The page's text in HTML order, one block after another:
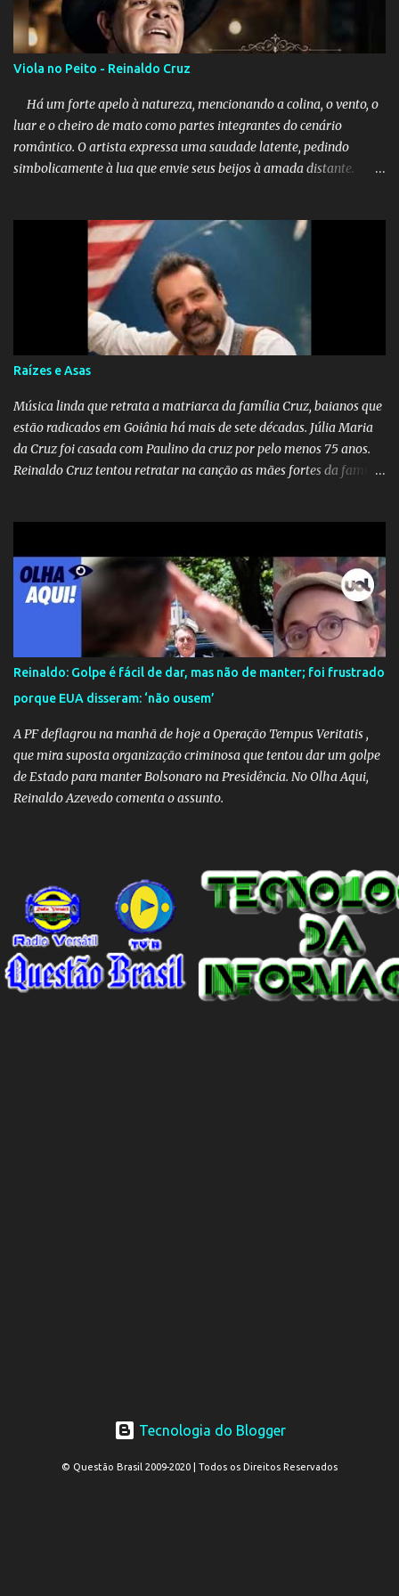
Viola no Peito - Reinaldo Cruz
Há um forte apelo à natureza, mencionando a colina, o vento, o
luar e o cheiro de mato como partes integrantes do cenário
romântico. O artista expressa uma saudade latente, pedindo
simbolicamente à lua que envie seus beijos à amada distante. A
destino. Reinaldo Cruz enfatiza que seu coração nasceu para ela e
que continuará esperando enquanto houver canções para entoar. A
obra conclui como uma promessa de fidelidade e esperança no
reencontro, unindo a tradição da viola com o sentimento universal
do amor. No geral, o vídeo apresenta uma narrativa lírica sobre a
persistência do afeto através do tempo e do espaço. YouTube
YouTube YouTube
Raízes e Asas
Música linda que retrata a matriarca da família Cruz, baianos que
estão radicados em Goiânia há mais de sete décadas. Júlia Maria
da Cruz foi casada com Paulino da cruz por pelo menos 75 anos.
Reinaldo Cruz tentou retratar na canção as mães fortes da família
Reinaldo: Golpe é fácil de dar, mas não de manter; foi frustrado
porque EUA disseram: ‘não ousem’
A PF deflagrou na manhã de hoje a Operação Tempus Veritatis ,
que mira suposta organização criminosa que tentou dar um golpe
de Estado para manter Bolsonaro na Presidência. No Olha Aqui,
Reinaldo Azevedo comenta o assunto.
Tecnologia do Blogger
© Questão Brasil 2009-2020 | Todos os Direitos Reservados